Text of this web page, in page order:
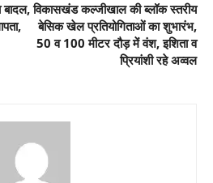
बादल, विकासखंड कल्जीखाल की ब्लॉक स्तरीय
बेसिक खेल प्रतियोगिताओं का शुभारंभ,
50 व 100 मीटर दौड़ में वंश, इशिता व
प्रियांशी रहे अव्वल